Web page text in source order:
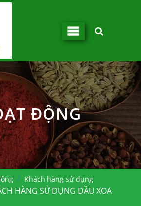
ĐỘNG
Khách hàng sử dụng
HÀNG SỬ DỤNG DẦU XOA